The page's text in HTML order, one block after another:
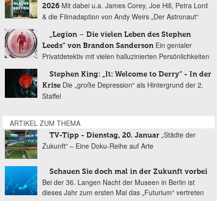
2026 Mit dabei u.a. James Corey, Joe Hill, Petra Lord
& die Filmadaption von Andy Weirs „Der Astronaut“
„Legion – Die vielen Leben des Stephen
Leeds“ von Brandon Sanderson Ein genialer
Privatdetektiv mit vielen halluzinierten Persönlichkeiten
Stephen King: „It: Welcome to Derry“ - In der
Krise Die „große Depression“ als Hintergrund der 2.
Staffel
ARTIKEL ZUM THEMA
TV-Tipp - Dienstag, 20. Januar „Städte der
Zukunft“ – Eine Doku-Reihe auf Arte
Schauen Sie doch mal in der Zukunft vorbei
Bei der 36. Langen Nacht der Museen in Berlin ist
dieses Jahr zum ersten Mal das „Futurium“ vertreten